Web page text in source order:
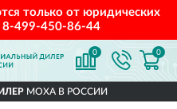
только от юридических
8-499-450-86-44
0 0
MOXA В РОССИИ